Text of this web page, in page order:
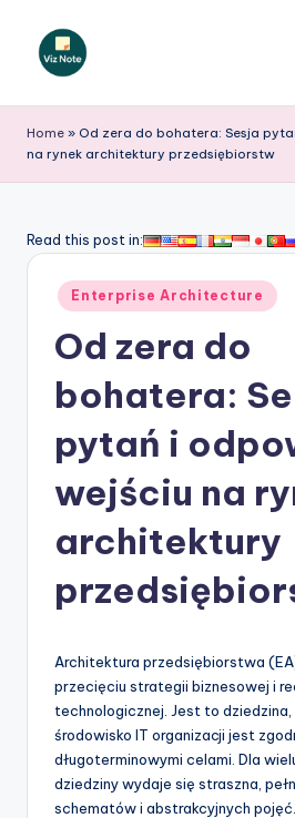
iz
N
t
A
si
Home » Od zera do bohatera: Sesja
na rynek architektury przedsiębiorstw
Read this post in:
Posted
in
Enterprise Architecture
Od zera do
bohatera:
pytań i
wejściu na
architektury
Architektura przedsiębiorstwa
przecięciu strategii biznesowej i
technologicznej. Jest to
środowisko IT organizacji jest
długoterminowymi celami. Dla
dziedziny wydaje się straszna,
schematów i abstrakcyjnych